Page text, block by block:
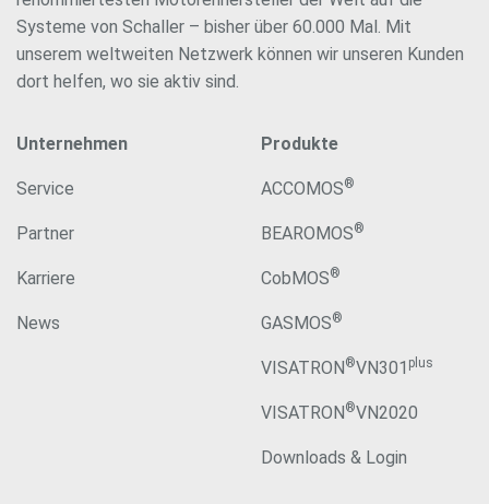
Systeme von Schaller – bisher über 60.000 Mal. Mit
unserem weltweiten Netzwerk können wir unseren Kunden
dort helfen, wo sie aktiv sind.
Unternehmen
Service
Partner
Karriere
News
Produkte
ACCOMOS®
BEAROMOS®
CobMOS®
GASMOS®
VISATRON®VN301 plus
VISATRON®VN2020
Downloads & Login